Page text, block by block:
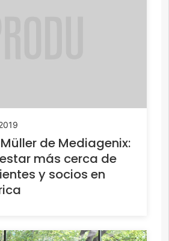
de Mediagenix:
más cerca de
y socios en